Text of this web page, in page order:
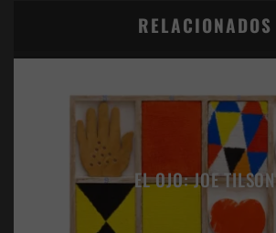
RELACIONADOS
EL OJO: JOE TILSON